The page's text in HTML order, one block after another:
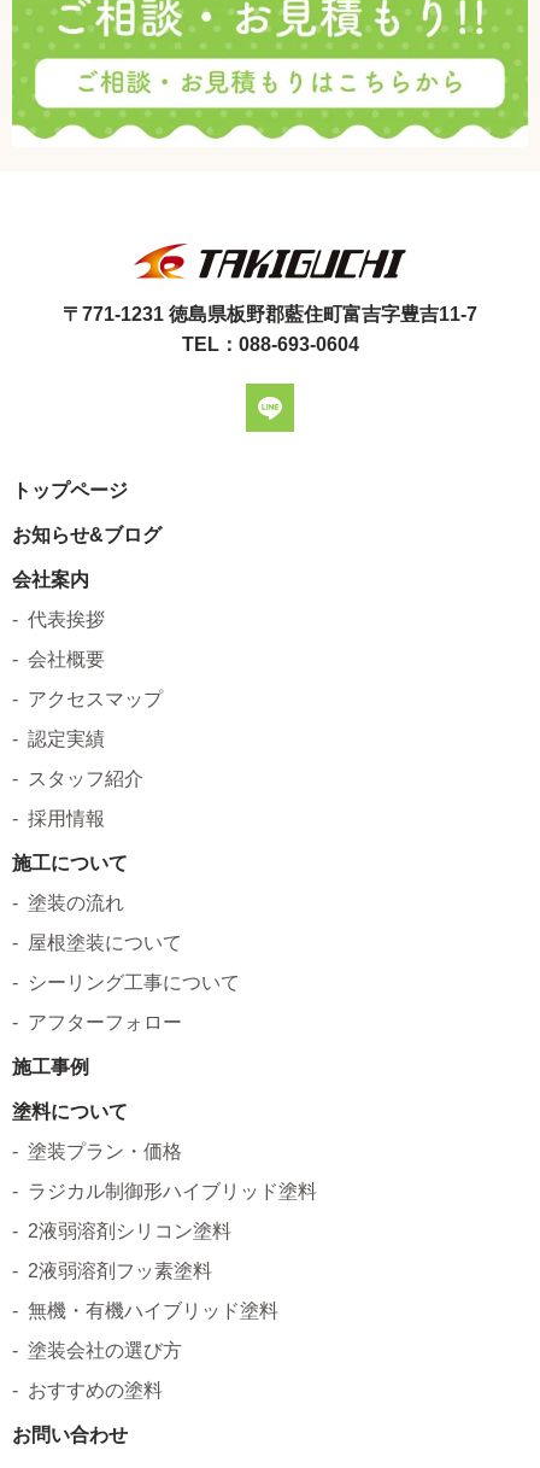
〒771-1231 徳島県板野郡藍住町富吉字豊吉11-7
TEL：088-693-0604
トップページ
お知らせ&ブログ
会社案内
代表挨拶
会社概要
アクセスマップ
認定実績
スタッフ紹介
採用情報
施工について
塗装の流れ
屋根塗装について
シーリング工事について
アフターフォロー
施工事例
塗料について
塗装プラン・価格
ラジカル制御形ハイブリッド塗料
2液弱溶剤シリコン塗料
2液弱溶剤フッ素塗料
無機・有機ハイブリッド塗料
塗装会社の選び方
おすすめの塗料
お問い合わせ